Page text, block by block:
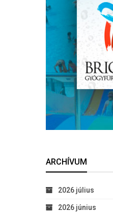
ARCHÍVUM
2026 július
2026 június